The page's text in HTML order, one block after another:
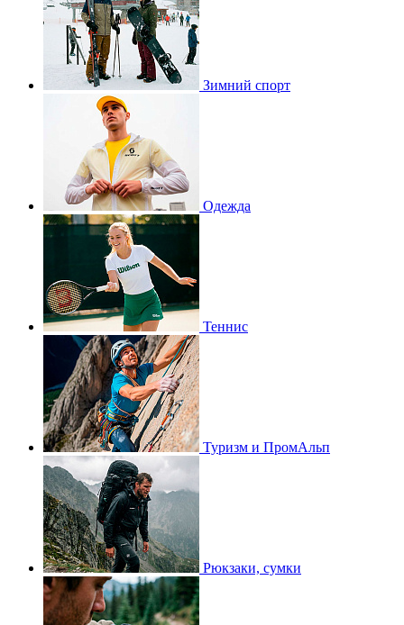
Зимний спорт
Одежда
Теннис
Туризм и ПромАльп
Рюкзаки, сумки